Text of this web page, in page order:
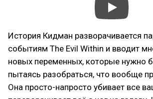
История Кидман разворачивается
событиям The Evil Within и вводит
новых переменных, которые нужно
пытаясь разобраться, что вообще
Она просто-напросто убивает все